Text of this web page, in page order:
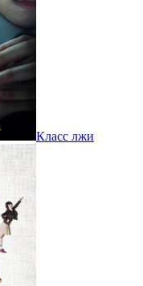
Класс лжи